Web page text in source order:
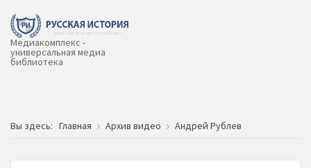
Медиакомплекс -
универсальная медиа
библиотека
Вы здесь: Главная Архив видео Андрей Рублев